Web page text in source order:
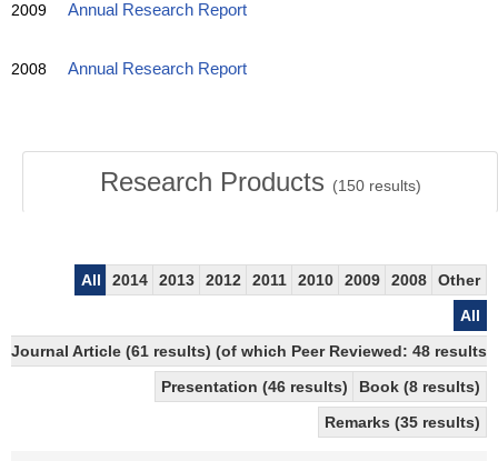
2009 Annual Research Report
2008 Annual Research Report
Research Products (150results)
All 2014 2013 2012 2011 2010 2009 2008
Other
All
Journal Article (61 results) (of which Peer Reviewed: 48 results)
Presentation (46 results)
Book (8 results)
Remarks (35 results)